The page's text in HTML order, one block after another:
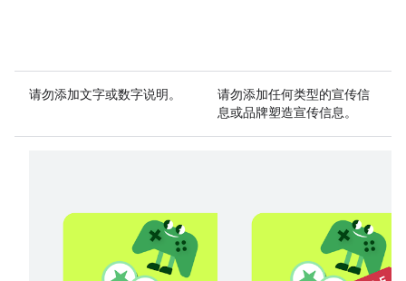
请勿添加文字或数字说明。 请勿添加任何类型的宣传信
息或品牌塑造宣传信息。